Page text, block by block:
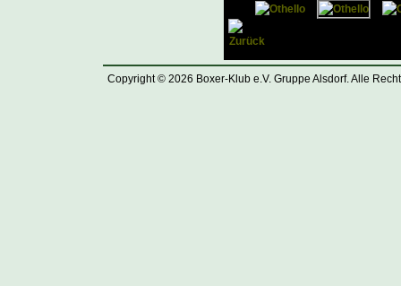
Copyright © 2026 Boxer-Klub e.V. Gruppe Alsdorf. Alle